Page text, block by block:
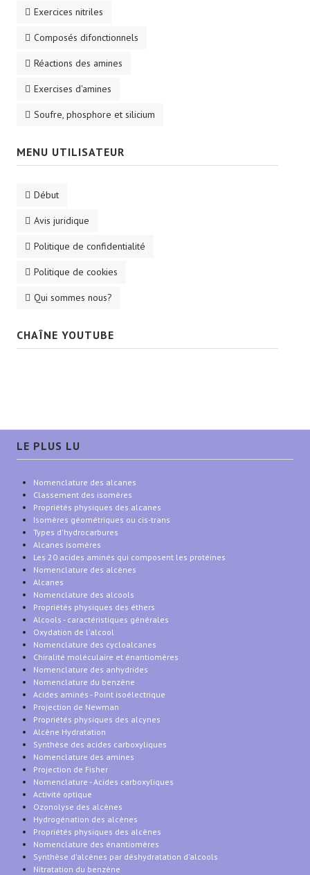
Exercices nitriles
Composés difonctionnels
Réactions des amines
Exercises d'amines
Soufre, phosphore et silicium
MENU UTILISATEUR
Début
Avis juridique
Politique de confidentialité
Politique de cookies
Qui sommes nous?
CHAÎNE YOUTUBE
LE PLUS LU
Nomenclature des alcanes
Classement des isomères
Propriétés physiques des alcanes
Isomères géométriques ou cis-trans
Types d'hydrocarbures
Alcanes isomères
Les 20 acides aminés qui composent les protéines
Nomenclature des alcènes
Alcanes
Nomenclature des alcools
Propriétés physiques des éthers
Alcools - caractéristiques générales
Oxydation de l'alcool
Nomenclature des cycloalcanes
Chiralité moléculaire et énantiomères
Nomenclature des anhydrides
Nomenclature du benzène
Acides aminés - Point isoélectrique
Projection de Newman
Propriétés physiques des alcynes
Alcène Hydratation
Synthèse des acides carboxyliques
Nomenclature des amines
Projection de Fisher
Nomenclature - Acides carboxyliques
Activité optique
Ozonolyse des alcènes
Hydrogénation des alcènes
Propriétés physiques des alcènes
Nomenclature des énantiomères
Synthèse d'alcènes par déshydratation d'alcools
Nitratation du benzène